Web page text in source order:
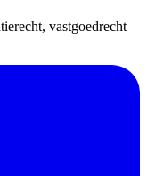
vastgoedrecht